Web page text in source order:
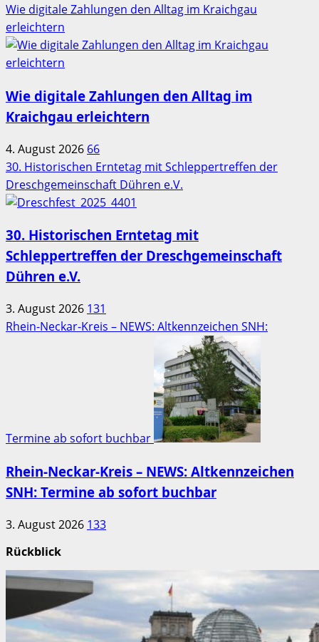
Wie digitale Zahlungen den Alltag im Kraichgau
erleichtern
Wie digitale Zahlungen den Alltag im
Kraichgau erleichtern
4. August 2026 66
30. Historischen Erntetag mit Schleppertreffen der
Dreschgemeinschaft Dühren e.V.
30. Historischen Erntetag mit
Schleppertreffen der Dreschgemeinschaft
Dühren e.V.
3. August 2026 131
Rhein-Neckar-Kreis – NEWS: Altkennzeichen SNH:
Termine ab sofort buchbar
Rhein-Neckar-Kreis – NEWS: Altkennzeichen
SNH: Termine ab sofort buchbar
3. August 2026 133
Rückblick